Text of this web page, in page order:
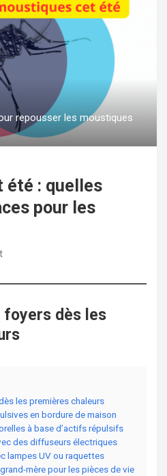
repousser les moustiques
été : quelles
pour les
foyers dès les
les premières chaleurs
en bordure de maison
à base d’actifs répulsifs
des diffuseurs électriques
lampes UV ou raquettes
mère pour les pièces de vie